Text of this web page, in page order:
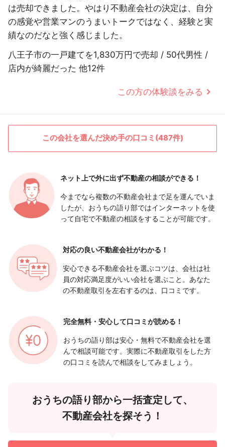
は売却できました。やはり不動産会社の決定は、自分
の感覚や営業マンのうまいトークではなく、経験と実
績なのだなと強く感じました。
八王子市の一戸建てを1,830万円で売却 / 50代男性 /
店内が綺麗だった 他12件
この方の体験談をみる
この会社を選んだ決め手の口コミ(487件)
ネット上で外に出ず不動産の相談ができる！
今までなら複数の不動産会社まで足を運んでいま
したが、おうちの語り部ではインターネットを使
って自宅で不動産の相談をすることが可能です。
対応の良い不動産会社がわかる！
安心できる不動産会社を選ぶコツは、会社は社
員の対応満足度がいい会社を選ぶこと。あなた
の不動産取引を左右するのは、口コミです。
完全無料・安心して口コミが読める！
おうちの語り部は安心・無料で不動産会社を選
んで相談可能です。実際に不動産取引をした方
の口コミを読んで相談をしてみましょう。
おうちの語り部から一括査定して、
不動産会社を探そう！